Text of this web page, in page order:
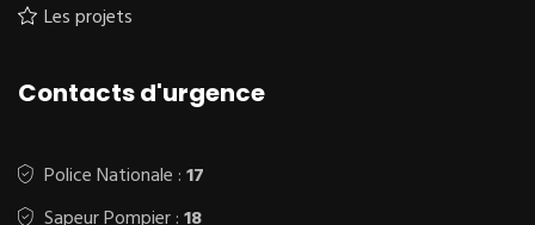
Les projets
Contacts d'urgence
Police Nationale :17
Sapeur Pompier :18